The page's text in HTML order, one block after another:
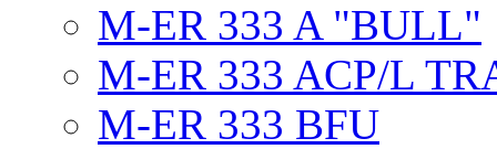
M-ER 333 A "BULL"
M-ER 333 ACP/L
M-ER 333 BFU